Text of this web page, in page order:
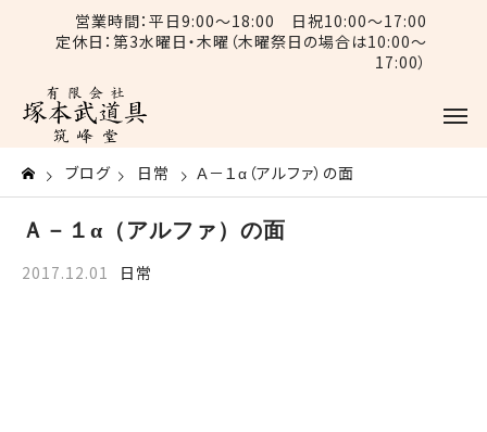
営業時間：平日9:00〜18:00 日祝10:00〜17:00
定休日：第3水曜日・木曜（木曜祭日の場合は10:00〜
17:00）
ブログ 日常 Ａ－１α（アルファ）の面
Ａ－１α（アルファ）の面
2017.12.01 日常